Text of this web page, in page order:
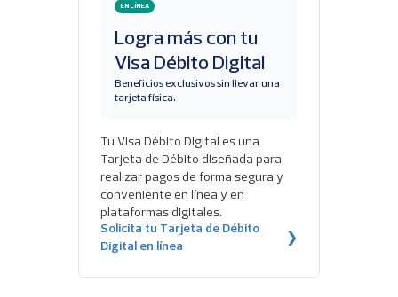
Logra más con tu
Visa Débito Digital
Beneficios exclusivos sin llevar una
tarjeta física.
EN LÍNEA
Tu Visa Débito Digital es una
Tarjeta de Débito diseñada para
realizar pagos de forma segura y
conveniente en línea y en
plataformas digitales.
Solicita tu Tarjeta de Débito
Digital en línea
❯